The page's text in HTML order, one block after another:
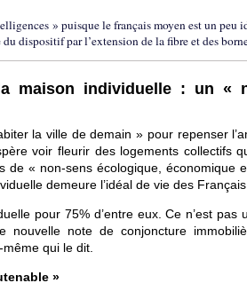
» puisque le français moyen est un peu
dispositif par l’extension de la fibre et des
maison individuelle : un «
la ville de demain » pour repenser
voir fleurir des logements collectifs
de « non-sens écologique, économique
demeure l’idéal de vie des Français
pour 75% d’entre eux. Ce n’est
nouvelle note de conjoncture
qui le dit.
»